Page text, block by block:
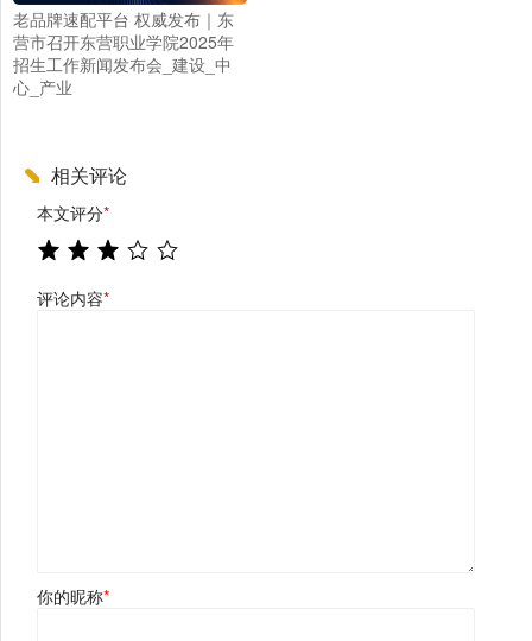
老品牌速配平台 权威发布｜东
营市召开东营职业学院2025年
招生工作新闻发布会_建设_中
心_产业
相关评论
本文评分*
评论内容*
你的昵称*